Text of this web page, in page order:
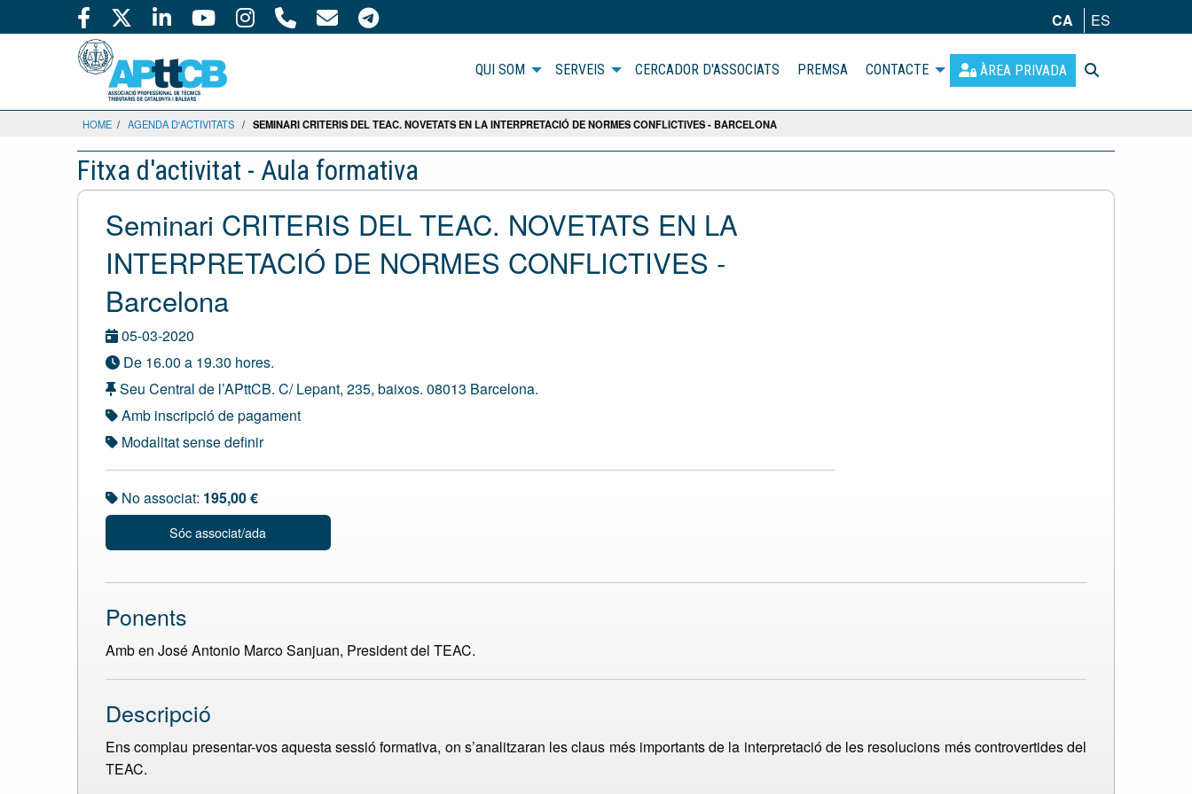
CA ES
QUI SOM SERVEIS CERCADOR D'ASSOCIATS PREMSA CONTACTE ÀREA PRIVADA
HOME / AGENDA D'ACTIVITATS / SEMINARI CRITERIS DEL TEAC. NOVETATS EN LA INTERPRETACIÓ DE NORMES CONFLICTIVES - BARCELONA
Fitxa d'activitat - Aula formativa
Seminari CRITERIS DEL TEAC. NOVETATS EN LA
INTERPRETACIÓ DE NORMES CONFLICTIVES -
Barcelona
05-03-2020
De 16.00 a 19.30 hores.
Seu Central de l’APttCB. C/ Lepant, 235, baixos. 08013 Barcelona.
Amb inscripció de pagament
Modalitat sense definir
No associat: 195,00 €
Sóc associat/ada
Ponents
Amb en José Antonio Marco Sanjuan, President del TEAC.
Descripció
Ens complau presentar-vos aquesta sessió formativa, on s’analitzaran les claus més importants de la interpretació de les resolucions més controvertides del
TEAC.